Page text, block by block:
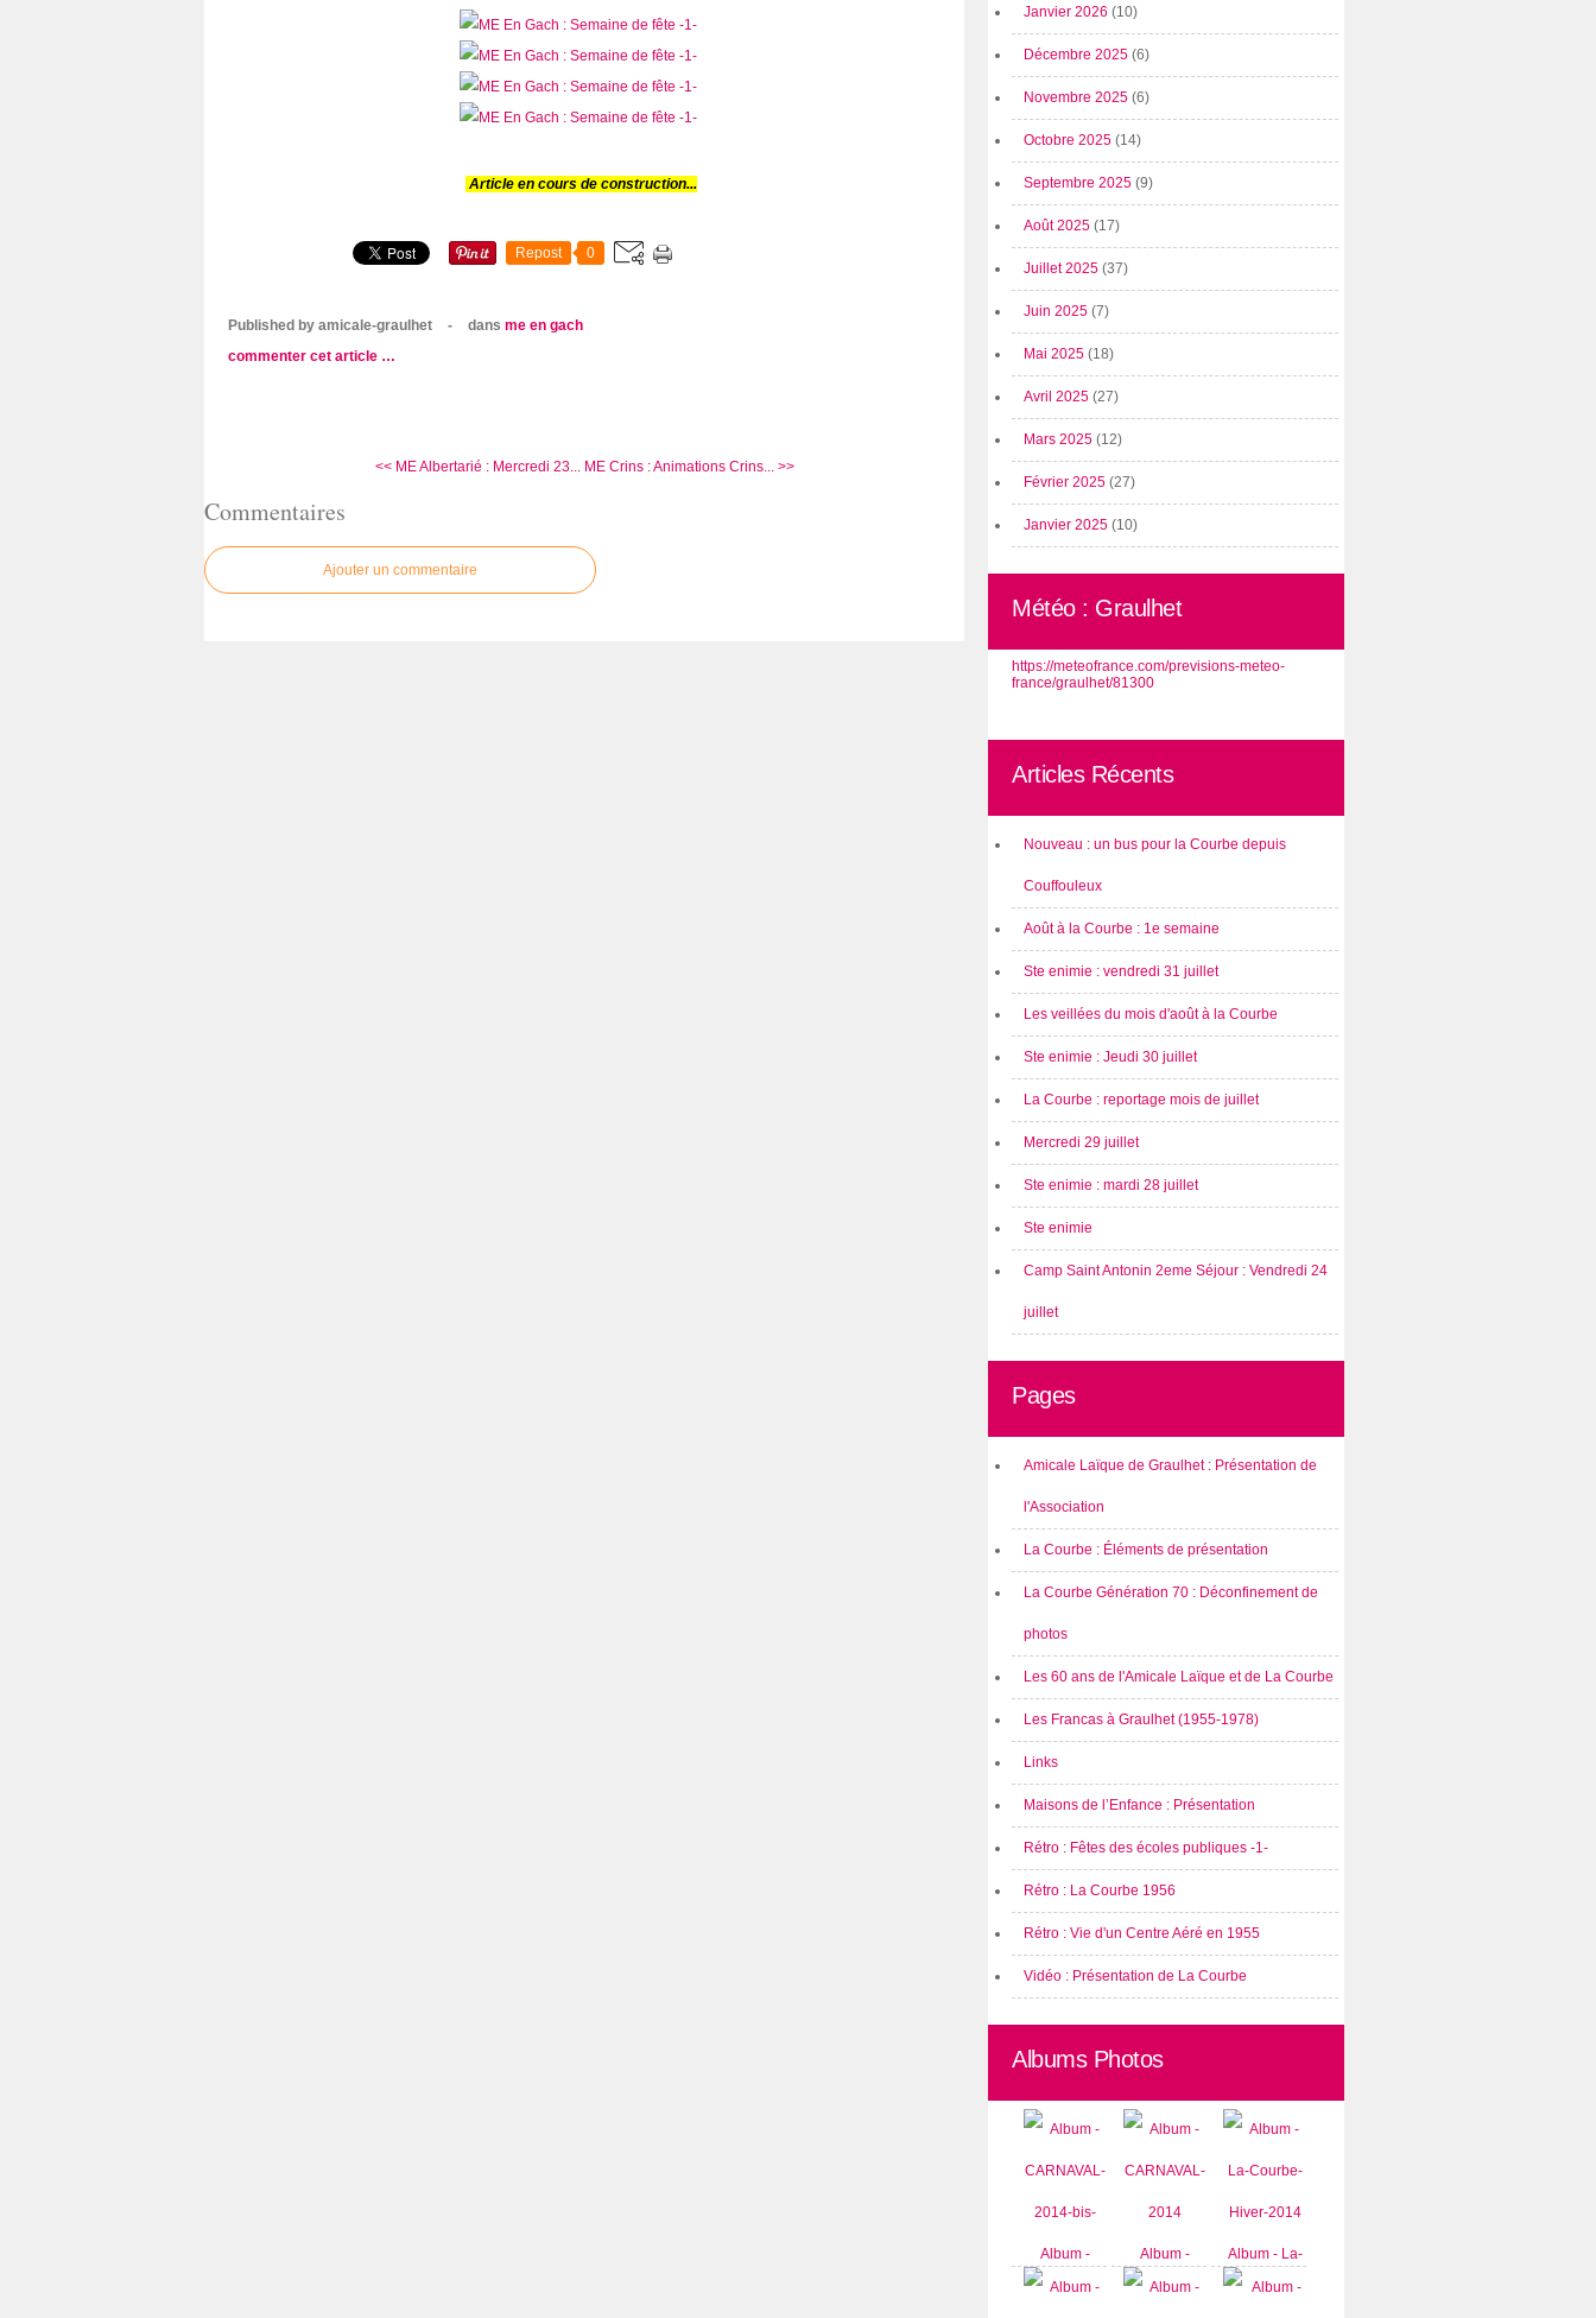
Article en cours de construction...
Repost 0
Published by amicale-graulhet - dans me en gach
commenter cet article …
<< ME Albertarié : Mercredi 23... ME Crins : Animations Crins... >>
Commentaires
Ajouter un commentaire
Janvier 2026 (10)
Décembre 2025 (6)
Novembre 2025 (6)
Octobre 2025 (14)
Septembre 2025 (9)
Août 2025 (17)
Juillet 2025 (37)
Juin 2025 (7)
Mai 2025 (18)
Avril 2025 (27)
Mars 2025 (12)
Février 2025 (27)
Janvier 2025 (10)
Météo : Graulhet
https://meteofrance.com/previsions-meteo-
france/graulhet/81300
Articles Récents
Nouveau : un bus pour la Courbe depuis
Couffouleux
Août à la Courbe : 1e semaine
Ste enimie : vendredi 31 juillet
Les veillées du mois d'août à la Courbe
Ste enimie : Jeudi 30 juillet
La Courbe : reportage mois de juillet
Mercredi 29 juillet
Ste enimie : mardi 28 juillet
Ste enimie
Camp Saint Antonin 2eme Séjour : Vendredi 24
juillet
Pages
Amicale Laïque de Graulhet : Présentation de
l'Association
La Courbe : Éléments de présentation
La Courbe Génération 70 : Déconfinement de
photos
Les 60 ans de l'Amicale Laïque et de La Courbe
Les Francas à Graulhet (1955-1978)
Links
Maisons de l’Enfance : Présentation
Rétro : Fêtes des écoles publiques -1-
Rétro : La Courbe 1956
Rétro : Vie d'un Centre Aéré en 1955
Vidéo : Présentation de La Courbe
Albums Photos
Album -
CARNAVAL-
Album -
CARNAVAL-
Album - La-
Courbe-